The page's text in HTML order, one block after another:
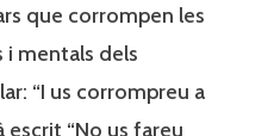
que corrompen les
mentals dels
“I us corrompreu a
escrit “No us fareu